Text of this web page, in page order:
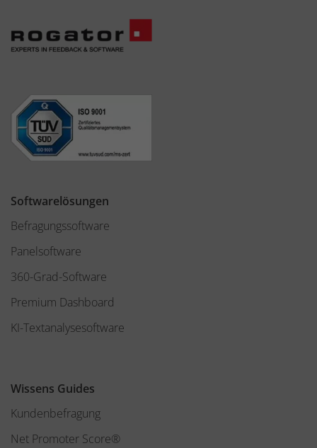
Softwarelösungen
Befragungssoftware
Panelsoftware
360-Grad-Software
Premium Dashboard
KI-Textanalysesoftware
Wissens Guides
Kundenbefragung
Net Promoter Score®